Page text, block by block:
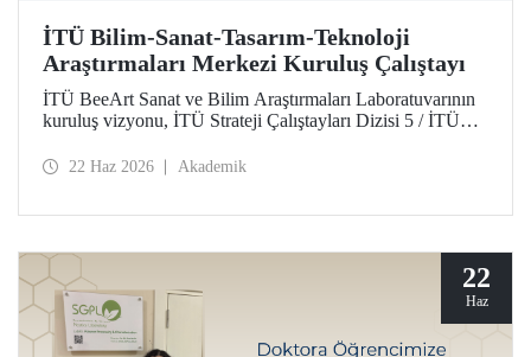
İTÜ Bilim-Sanat-Tasarım-Teknoloji
Araştırmaları Merkezi Kuruluş Çalıştayı
İTÜ BeeArt Sanat ve Bilim Araştırmaları Laboratuvarının
kuruluş vizyonu, İTÜ Strateji Çalıştayları Dizisi 5 / İTÜ
Kuruluş Çalıştayı’nda değerlendirildi.
22 Haz 2026 Akademik
22
Haz